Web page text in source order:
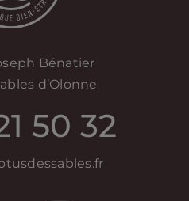
Bénatier
d’Olonne
50 32